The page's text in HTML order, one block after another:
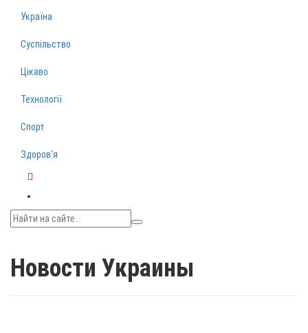
Україна
Суспільство
Цікаво
Технології
Спорт
Здоров‘я
Новости Украины